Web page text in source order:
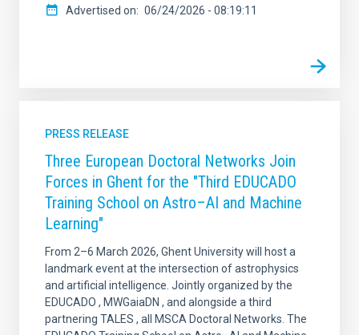
Advertised on 06/24/2026 - 08:19:11
PRESS RELEASE
Three European Doctoral Networks Join
Forces in Ghent for the "Third EDUCADO
Training School on Astro–AI and Machine
Learning"
From 2–6 March 2026, Ghent University will host a
landmark event at the intersection of astrophysics
and artificial intelligence. Jointly organized by the
EDUCADO , MWGaiaDN , and alongside a third
partnering TALES , all MSCA Doctoral Networks. The